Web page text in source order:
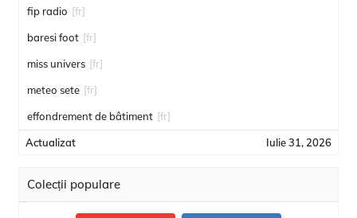
fip radio [fr]
baresi foot [fr]
miss univers [fr]
meteo sete [fr]
effondrement de bâtiment [fr]
Actualizat Iulie 31, 2026
Colecții populare